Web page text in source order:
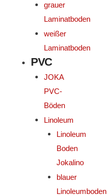
grauer
Laminatboden
weißer
Laminatboden
PVC
JOKA
PVC-
Böden
Linoleum
Linoleum
Boden
Jokalino
blauer
Linoleumboden